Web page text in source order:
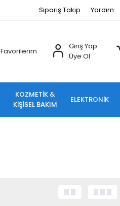
Sipariş Takip Yardım
Favorilerim
Giriş Yap
Üye Ol
KOZMETİK &
KİŞİSEL BAKIM
ELEKTRONİK